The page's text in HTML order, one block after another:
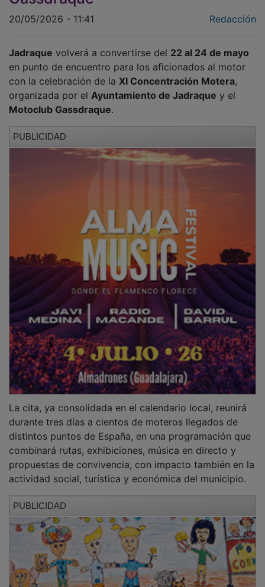
en punto de encuentro para los aficionados al motor
con la celebración de laXI Concentración Motera,
organizada por el Ayuntamiento de Jadraquey el
Motoclub Gassdraque.
durante tres días a cientos de moteros llegados de
distintos puntos de España, en una programación que
combinará rutas, exhibiciones, música en directo y
propuestas de convivencia, con impacto también en la
actividad social, turística y económica del municipio.